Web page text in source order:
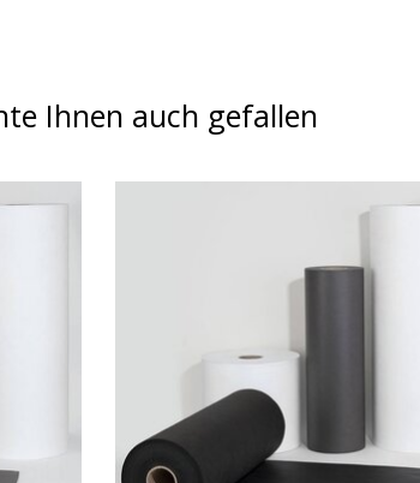
Ihnen auch gefallen